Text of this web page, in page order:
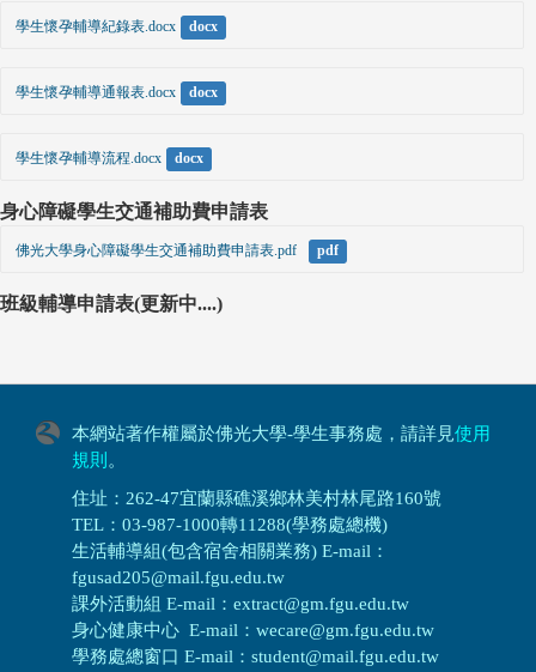
學生懷孕輔導紀錄表.docx docx
學生懷孕輔導通報表.docx docx
學生懷孕輔導流程.docx docx
身心障礙學生交通補助費申請表
佛光大學身心障礙學生交通補助費申請表.pdf pdf
班級輔導申請表(更新中....)
本網站著作權屬於佛光大學-學生事務處，請詳見使用
規則 。
住址：262-47宜蘭縣礁溪鄉林美村林尾路160號
TEL：03-987-1000轉11288(學務處總機)
生活輔導組(包含宿舍相關業務) E-mail：
fgusad205@mail.fgu.edu.tw
課外活動組 E-mail：extract@gm.fgu.edu.tw
身心健康中心 E-mail：wecare@gm.fgu.edu.tw
學務處總窗口 E-mail：student@mail.fgu.edu.tw